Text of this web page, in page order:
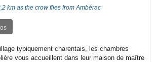
km as the crow flies from Ambérac
typiquement charentais, les chambres
vous accueillent dans leur maison de maître